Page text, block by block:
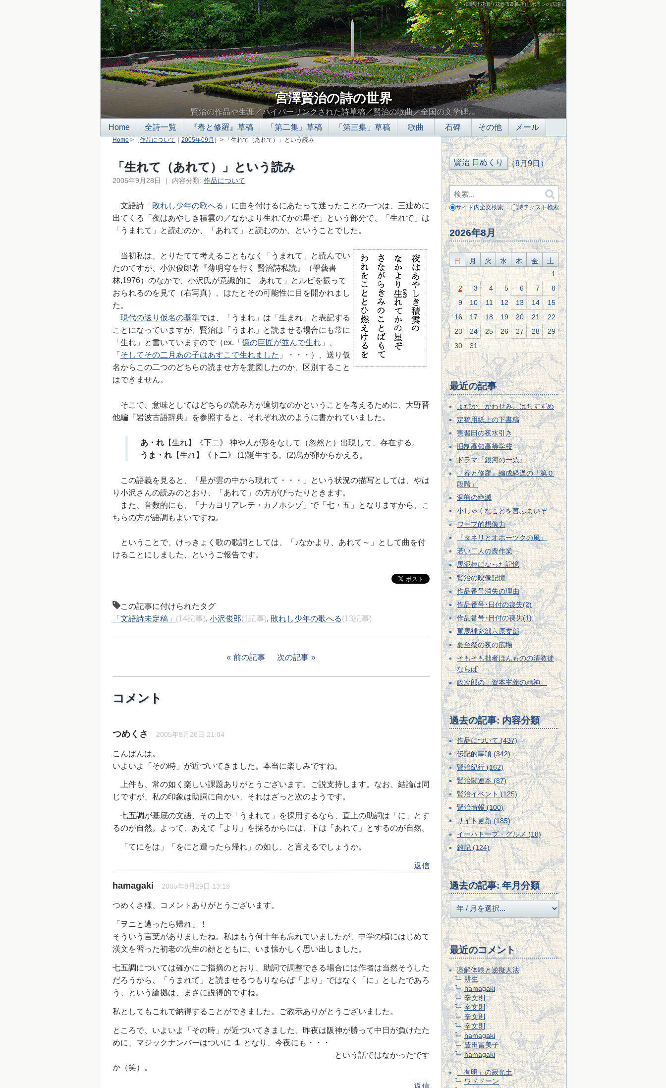
日時計花壇（花巻市胡四王山 ポランの広場）
宮澤賢治の詩の世界
賢治の作品や生涯／ハイパーリンクされた詩草稿／賢治の歌曲／全国の文学碑…
Home
全詩一覧 『春と修羅』草稿 「第二集」草稿 「第三集」草稿 歌曲 石碑 その他 メール
Home >［作品について ｜ 2005年09月 ］> 「生れて（あれて）」という読み
「生れて（あれて）」という読み
2005年9月28日 ｜ 内容分類: 作品について
文語詩「 敗れし少年の歌へる 」に曲を付けるにあたって迷ったことの一つは、三連めに
出てくる「夜はあやしき積雲の／なかより生れてかの星ぞ」という部分で、「生れて」は
「うまれて」と読むのか、「あれて」と読むのか、ということでした。
当初私は、とりたてて考えることもなく「うまれて」と読んでい
たのですが、小沢俊郎著『薄明穹を行く 賢治詩私読』（學藝書
林,1976）のなかで、小沢氏が意識的に「あれて」とルビを振って
おられるのを見て（右写真）、はたとその可能性に目を開かれまし
た。
現代の送り仮名の基準では、「うまれ」は「生まれ」と表記する
ことになっていますが、賢治は「うまれ」と読ませる場合にも常に
「生れ」と書いていますので（ex.「 億の巨匠が並んで生れ 」、
「 そしてその二月あの子はあすこで生れました 」・・・）、送り仮
名からこの二つのどちらの読ませ方を意図したのか、区別すること
はできません。
そこで、意味としてはどちらの読み方が適切なのかということを考えるために、大野晋
他編『岩波古語辞典』を参照すると、それぞれ次のように書かれていました。
あ・れ 【生れ】《下二》 神や人が形をなして（忽然と）出現して、存在する。
うま・れ 【生れ】《下二》 (1)誕生する。(2)鳥が卵からかえる。
この語義を見ると、「星が雲の中から現れて・・・」という状況の描写としては、やは
り小沢さんの読みのとおり、「あれて」の方がぴったりときます。
また、音数的にも、「ナカヨリアレテ・カノホシゾ」で「七・五」となりますから、こ
ちらの方が語調もよいですね。
ということで、けっきょく歌の歌詞としては、「♪なかより、あれて～」として曲を付
けることにしました、というご報告です。
この記事に付けられたタグ
「文語詩未定稿」 (14記事), 小沢俊郎(1記事), 敗れし少年の歌へる(13記事)
前の記事 次の記事
コメント
つめくさ 2005年9月28日 21:04
こんばんは。
いよいよ「その時」が近づいてきました。本当に楽しみですね。
上件も、常の如く楽しい課題ありがとうございます。ご説支持します。なお、結論は同
じですが、私の印象は助詞に向かい、それはざっと次のようです。
七五調が基底の文語、その上で「うまれて」を採用するなら、直上の助詞は「に」とす
るのが自然。よって、あえて「より」を採るからには、下は「あれて」とするのが自然。
「てにをは」「をにと遭ったら帰れ」の如し、と言えるでしょうか。
返信
hamagaki 2005年9月29日 13:19
つめくさ様、コメントありがとうございます。
「ヲニと遭ったら帰れ」！
そういう言葉がありましたね。私はもう何十年も忘れていましたが、中学の頃にはじめて
漢文を習った初老の先生の顔とともに、いま懐かしく思い出しました。
七五調については確かにご指摘のとおり、助詞で調整できる場合には作者は当然そうした
だろうから、「うまれて」と読ませるつもりならば「より」ではなく「に」としたであろ
う、という論拠は、まさに説得的ですね。
私としてもこれで納得することができました。ご教示ありがとうございました。
ところで、いよいよ「その時」が近づいてきました。昨夜は阪神が勝って中日が負けたた
めに、マジックナンバーはついに １ となり、今夜にも・・・
という話ではなかったです
か（笑）。
返信
（8月9日）
サイト内全文検索 詩テクスト検索
2026年8月
日 月 火 水 木 金
土
1
2
3 4 5 6 7
8
9
10 11 12 13 14
15
16
17 18 19 20 21
22
23
24 25 26 27 28
29
30
31
最近の記事
よだか、かわせみ、はちすずめ
定稿用紙上の下書稿
実習田の夜水引き
旧制高知高等学校
ドラマ『銀河の一票』
『春と修羅』編成経過の「第０
段階」
洞熊の絶滅
小しゃくなことを言ふまいぞ
ワープ的想像力
『タネリとオホーツクの風』
若い二人の農作業
馬泥棒になった記憶
賢治の映像記憶
作品番号消失の理由
作品番号･日付の喪失(2)
作品番号･日付の喪失(1)
軍馬補充部六原支部
夏至祭の夜の広場
そもそも拙者ほんものの清教徒
ならば
政次郎の「資本主義の精神」
過去の記事: 内容分類
作品について (437)
伝記的事項 (342)
賢治紀行 (162)
賢治関連本 (87)
賢治イベント (125)
賢治情報 (100)
サイト更新 (185)
イーハトーブ・グルメ (18)
雑記 (124)
過去の記事: 年月分類
最近のコメント
溶解体験と逆擬人法
耕生
hamagaki
辛文則
辛文則
辛文則
辛文則
hamagaki
豊田富美子
hamagaki
「有明」の寂光土
ワドドーン